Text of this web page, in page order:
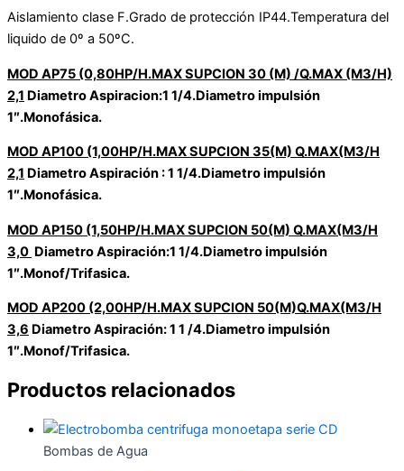
Aislamiento clase F.Grado de protección IP44.Temperatura del
liquido de 0º a 50ºC.
MOD AP75 (0,80HP/H.MAX SUPCION 30 (M) /Q.MAX (M3/H)
2,1 Diametro Aspiracion:1 1/4.Diametro impulsión
1″.Monofásica.
MOD AP100 (1,00HP/H.MAX SUPCION 35(M) Q.MAX(M3/H
2,1 Diametro Aspiración : 1 1/4.Diametro impulsión
1″.Monofásica.
MOD AP150 (1,50HP/H.MAX SUPCION 50(M) Q.MAX(M3/H
3,0 Diametro Aspiración:1 1/4.Diametro impulsión
1″.Monof/Trifasica.
MOD AP200 (2,00HP/H.MAX SUPCION 50(M)Q.MAX(M3/H
3,6 Diametro Aspiración: 1 1 /4.Diametro impulsión
1″.Monof/Trifasica.
Productos relacionados
Bombas de Agua